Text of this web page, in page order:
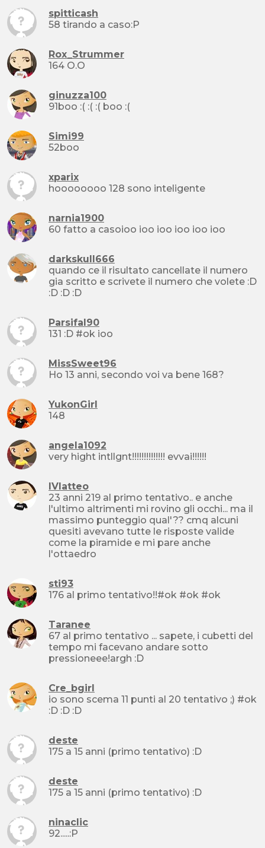
spitticash
58 tirando a caso:P
Rox_Strummer
164 O.O
ginuzza100
91boo :( :( :( boo :(
Simi99
52boo
xparix
hoooooooo 128 sono inteligente
narnia1900
60 fatto a casoioo ioo ioo ioo ioo ioo
darkskull666
quando ce il risultato cancellate il numero
gia scritto e scrivete il numero che volete :D
:D :D :D
Parsifal90
131 :D #ok ioo
MissSweet96
Ho 13 anni, secondo voi va bene 168?
YukonGirl
148
angela1092
very hight intllgnt!!!!!!!!!!!!!! evvai!!!!!!
lVlatteo
23 anni 219 al primo tentativo.. e anche
l'ultimo altrimenti mi rovino gli occhi... ma il
massimo punteggio qual'?? cmq alcuni
quesiti avevano tutte le risposte valide
come la piramide e mi pare anche
l'ottaedro
sti93
176 al primo tentativo!!#ok #ok #ok
Taranee
67 al primo tentativo ... sapete, i cubetti del
tempo mi facevano andare sotto
pressioneee!argh :D
Cre_bgirl
io sono scema 11 punti al 20 tentativo ;) #ok
:D :D :D
deste
175 a 15 anni (primo tentativo) :D
deste
175 a 15 anni (primo tentativo) :D
ninaclic
92.....:P